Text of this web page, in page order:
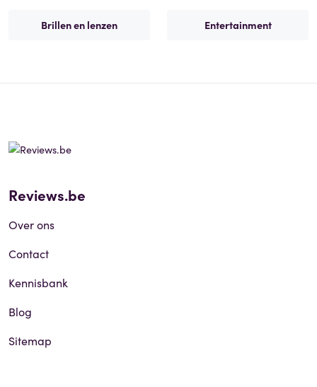
Brillen en lenzen Entertainment
Reviews.be
Over ons
Contact
Kennisbank
Blog
Sitemap